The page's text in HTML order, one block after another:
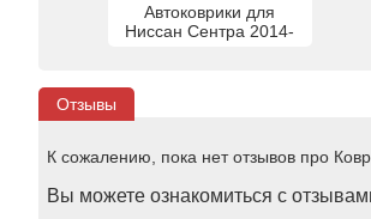
Автоковрики для
Ниссан Сентра 2014-
Отзывы
К сожалению, пока нет отзывов про
Вы можете ознакомиться с